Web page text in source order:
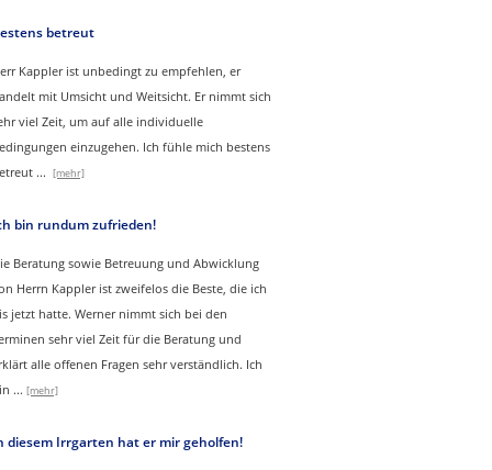
betreut
Kappler ist unbedingt zu empfehlen, er
mit Umsicht und Weitsicht. Er nimmt sich
viel Zeit, um auf alle individuelle
einzugehen. Ich fühle mich bestens
... [mehr]
bin rundum zufrieden!
Beratung sowie Betreuung und Abwicklung
Herrn Kappler ist zweifelos die Beste, die ich
jetzt hatte. Werner nimmt sich bei den
sehr viel Zeit für die Beratung und
alle offenen Fragen sehr verständlich. Ich
... [mehr]
diesem Irrgarten hat er mir geholfen!